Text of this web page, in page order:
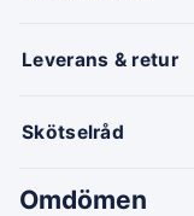
Leverans & retur
Skötselråd
Omdömen